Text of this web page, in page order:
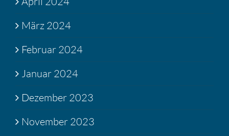
März 2024
Februar 2024
Januar 2024
Dezember 2023
November 2023